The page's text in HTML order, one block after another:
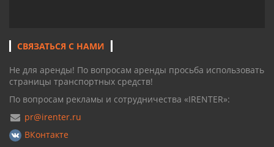
СВЯЗАТЬСЯ С НАМИ
Не для аренды! По вопросам аренды просьба использовать
страницы транспортных средств!
По вопросам рекламы и сотрудничества «IRENTER»:
pr@irenter.ru
ВКонтакте